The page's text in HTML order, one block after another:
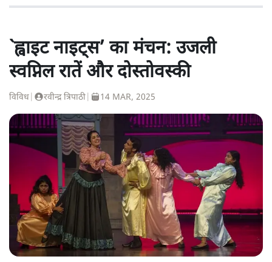
`ह्वाइट नाइट्स’ का मंचन: उजली
स्वप्निल रातें और दोस्तोवस्की
विविध रवीन्द्र त्रिपाठी 14 MAR, 2025